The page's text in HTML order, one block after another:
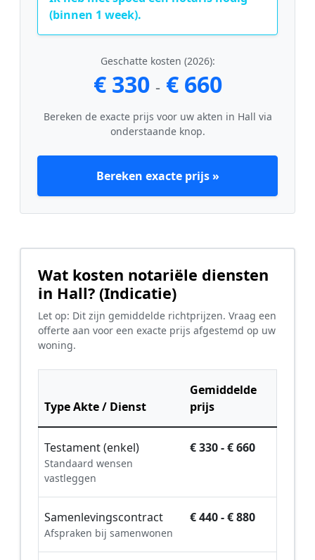
(binnen 1 week).
Geschatte kosten (2026):
€ 330 - € 660
Bereken de exacte prijs voor uw akten in Hall via
onderstaande knop.
Bereken exacte prijs »
Wat kosten notariële diensten
in Hall? (Indicatie)
Let op: Dit zijn gemiddelde richtprijzen. Vraag een
offerte aan voor een exacte prijs afgestemd op uw
woning.
Type Akte / Dienst
Gemiddelde
prijs
Testament (enkel)
Standaard wensen
vastleggen
€ 330 - € 660
Samenlevingscontract
Afspraken bij samenwonen
€ 440 - € 880